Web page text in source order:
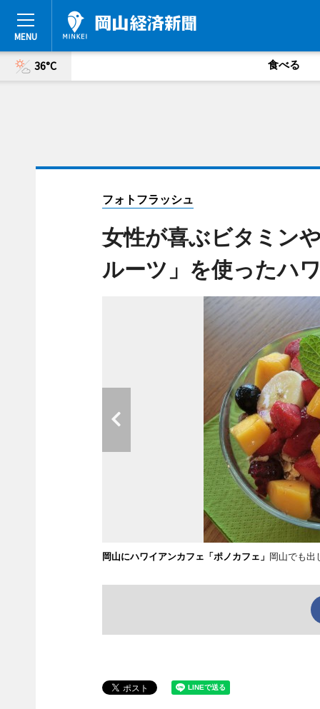
36°C 食べる
フォトフラッシュ
女性が喜ぶビタミン
ルーツ」を使ったハ
岡山にハワイアンカフェ「ポノカフェ」 岡山でも出